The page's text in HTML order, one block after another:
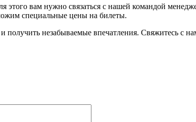
этого вам нужно связаться с нашей командой
специальные цены на билеты.
незабываемые впечатления. Свяжитесь с